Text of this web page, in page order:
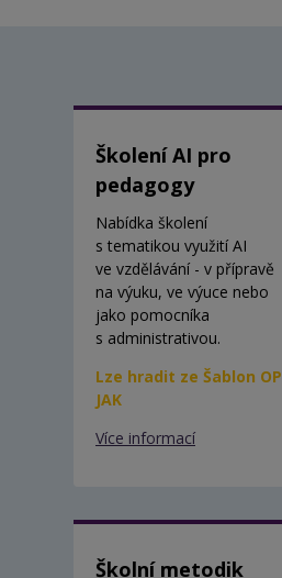
Školení AI pro
pedagogy
Nabídka školení
s tematikou využití AI
ve vzdělávání - v přípravě
na výuku, ve výuce nebo
jako pomocníka
s administrativou.
Lze hradit ze Šablon OP
JAK
Více informací
Školní metodik